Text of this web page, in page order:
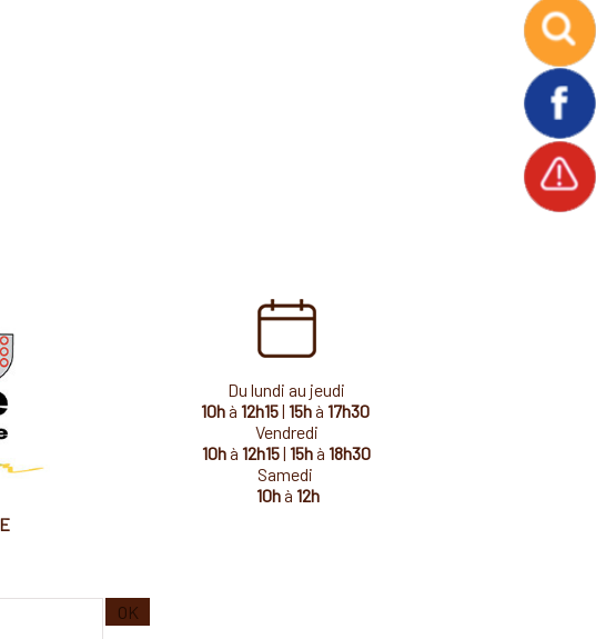
Du lundi au jeudi
10hà 12h15| 15hà 17h30
Vendredi
10hà 12h15| 15hà 18h30
Samedi
10hà 12h
votre
OK